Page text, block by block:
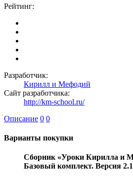
Рейтинг:
Разработчик:
Кирилл и Мефодий
Сайт разработчика:
http://km-school.ru/
Описание 0 0
Варианты покупки
Сборник «Уроки Кирилла и
Базовый комплект. Версия